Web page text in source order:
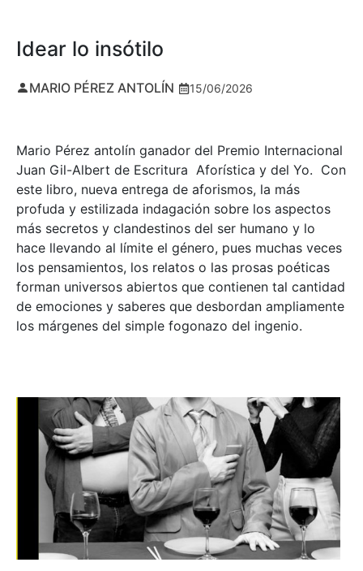
Idear lo insótilo
MARIO PÉREZ ANTOLÍN 15/06/2026
Mario Pérez antolín ganador del Premio Internacional
Juan Gil-Albert de Escritura Aforística y del Yo. Con
este libro, nueva entrega de aforismos, la más
profuda y estilizada indagación sobre los aspectos
más secretos y clandestinos del ser humano y lo
hace llevando al límite el género, pues muchas veces
los pensamientos, los relatos o las prosas poéticas
forman universos abiertos que contienen tal cantidad
de emociones y saberes que desbordan ampliamente
los márgenes del simple fogonazo del ingenio.